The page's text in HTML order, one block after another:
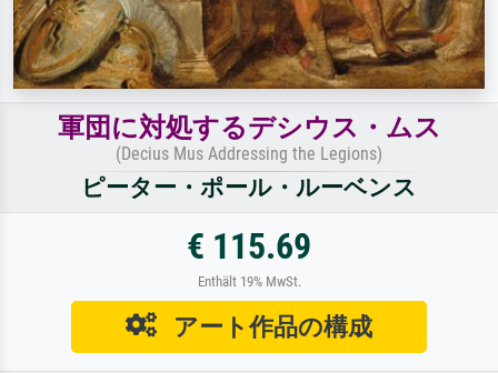
軍団に対処するデシウス・ムス
(Decius Mus Addressing the Legions)
ピーター・ポール・ルーベンス
€ 115.69
Enthält 19% MwSt.
アート作品の構成